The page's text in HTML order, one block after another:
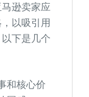
逊卖家应
以吸引用
下是几个
和核心价